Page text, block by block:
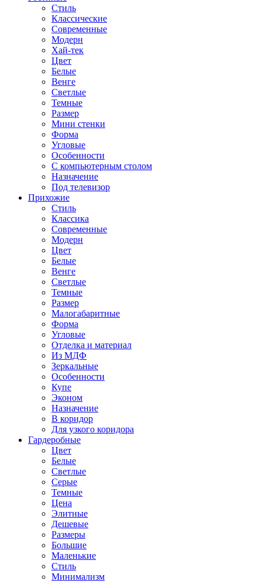
Стиль
Классические
Современные
Модерн
Хай-тек
Цвет
Белые
Венге
Светлые
Темные
Размер
Мини стенки
Форма
Угловые
Особенности
С компьютерным столом
Назначение
Под телевизор
Прихожие
Стиль
Классика
Современные
Модерн
Цвет
Белые
Венге
Светлые
Темные
Размер
Малогабаритные
Форма
Угловые
Отделка и материал
Из МДФ
Зеркальные
Особенности
Купе
Эконом
Назначение
В коридор
Для узкого коридора
Гардеробные
Цвет
Белые
Светлые
Серые
Темные
Цена
Элитные
Дешевые
Размеры
Большие
Маленькие
Стиль
Минимализм